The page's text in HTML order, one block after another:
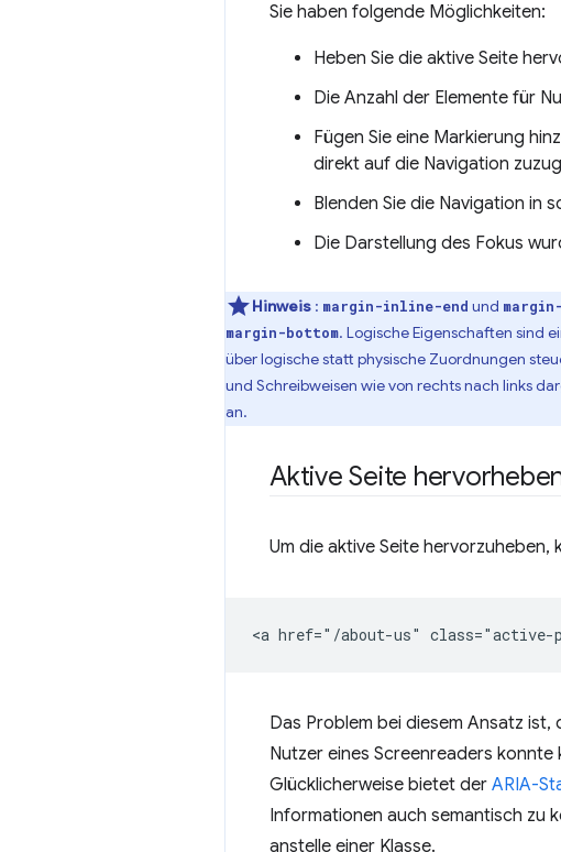
Sie haben folgende Möglichkeiten:
Heben Sie die aktive Seite
Die Anzahl der Elemente für
Fügen Sie eine Markierung
direkt auf die Navigation
Blenden Sie die Navigation in
Die Darstellung des Fokus
Hinweis : margin-inline-end und
margin-bottom. Logische Eigenschaften sind
über logische statt physische Zuordnungen
und Schreibweisen wie von rechts nach links
an.
Aktive Seite
Um die aktive Seite hervorzuheben,
Das Problem bei diesem Ansatz
Nutzer eines Screenreaders
Glücklicherweise bietet der ARIA-
Informationen auch semantisch zu
anstelle einer Klasse.